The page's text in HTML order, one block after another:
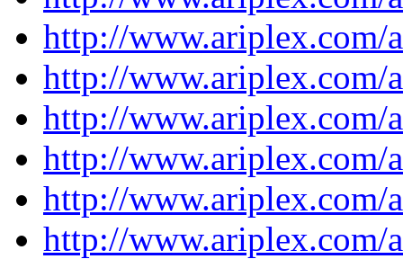
http://www.ariplex.com/
http://www.ariplex.com/
http://www.ariplex.com/
http://www.ariplex.com/
http://www.ariplex.com/
http://www.ariplex.com/